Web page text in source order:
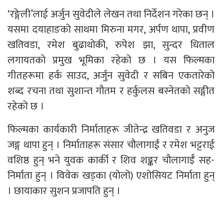
‘रङ्गेली’लाई अर्जुन सुवेदीले लेखन तथा निर्देशन गरेका छन् ।
यसमा दयाहाङको साथमा मिरुना मगर, अर्पण थापा, प्रवीण
खतिवडा, रमेश बुढाथोकी, रुपेश झा, सुन्दर धिताल
लगायतको प्रमुख भूमिका रहेको छ । यस फिल्मका
गीतहरूमा हर्क साउद, अर्जुन सुवेदी र सबिन एकतारेको
शब्द रचना तथा सुशान्त गौतम र हर्कुलस बस्नेतको सङ्गीत
रहेको छ ।
फिल्मका कार्यकारी निर्माताहरू जीतेन्द्र खतिवडा र अनुज
जङ्ग थापा हुन् । निर्माताहरू संसार चौलागाईं र रमेश भट्टराई
वशिष्ठ हुन् भने युवक कार्की र शिव शङ्कर चौलागाईँ सह-
निर्माता हुन् । विवेक खड्का (योलो) एशोसियट निर्माता हुन्
। छायाकार सुशन प्रजापति हुन् ।